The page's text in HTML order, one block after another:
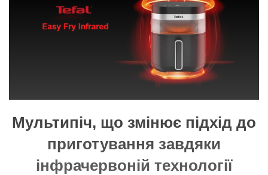
Оснащення
Кришка:
знімна
Оглядове вікно:
відсутнє
Нековзні ніжки:
є
Термостат:
без термостата
Мультипіч, що змінює підхід до
приготування завдяки
інфрачервоній технології